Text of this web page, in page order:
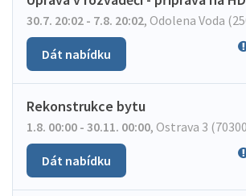
30.7. 20:02 - 7.8. 20:02, Odolena Voda
Dát nabídku
Rekonstrukce bytu
1.8. 00:00 - 30.11. 00:00, Ostrava 3
Dát nabídku